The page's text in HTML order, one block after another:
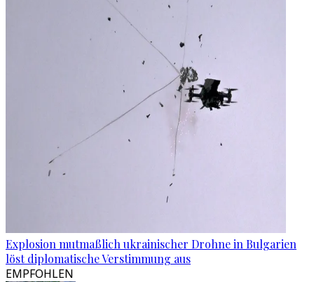
Explosion mutmaßlich ukrainischer Drohne in Bulgarien
löst diplomatische Verstimmung aus
EMPFOHLEN